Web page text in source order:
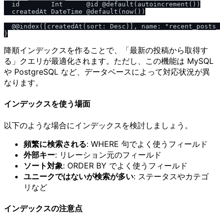
  id        Int      @id @default(autoincrement())
  createdAt DateTime @default(now())
@@index([createdAt(sort: Desc)], name:
降順インデックスを作ることで、「最新の投稿から取得す
る」クエリが最適化されます。ただし、この機能は MySQL
や PostgreSQL など、データベースによって対応状況が異
なります。
インデックスを使う場面
以下のような場合にインデックスを検討しましょう。
頻繁に検索される: WHERE 句でよく使うフィールド
外部キー: リレーション元のフィールド
ソート対象: ORDER BY でよく使うフィールド
ユニークではないが検索が多い: ステータスやカテゴ
リなど
インデックスの注意点